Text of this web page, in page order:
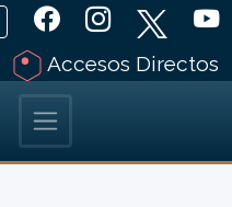
Accesos Directos